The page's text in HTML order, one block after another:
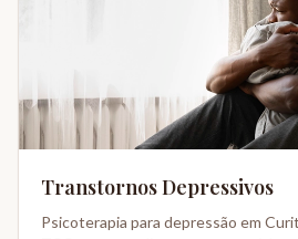
Transtornos Depressivos
Psicoterapia para depressão em